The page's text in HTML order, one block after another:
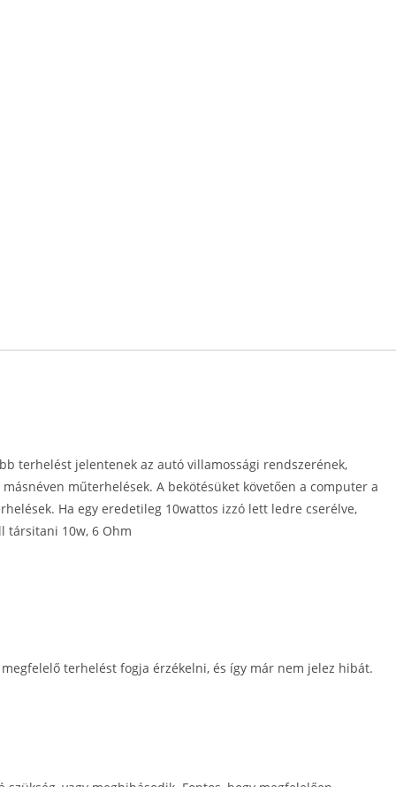
terhelést jelentenek az autó villamossági rendszerének,
műterhelések. A bekötésüket követően a computer a
Ha egy eredetileg 10wattos izzó lett ledre cserélve,
társitani 10w, 6 Ohm
terhelést fogja érzékelni, és így már nem jelez hibát.